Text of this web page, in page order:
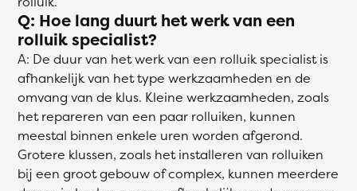
Q: Hoe lang duurt het werk van een
rolluik specialist?
A: De duur van het werk van een rolluik specialist is
afhankelijk van het type werkzaamheden en de
omvang van de klus. Kleine werkzaamheden, zoals
het repareren van een paar rolluiken, kunnen
meestal binnen enkele uren worden afgerond.
Grotere klussen, zoals het installeren van rolluiken
bij een groot gebouw of complex, kunnen meerdere